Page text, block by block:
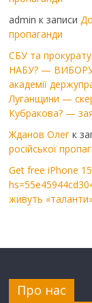
admin к записи
пропаганди
СБУ та
НАБУ? —
академії
Луганщини —
Кубракова? —
Жданов Олег к
російської
Get free iPhone
живуть
Про нас